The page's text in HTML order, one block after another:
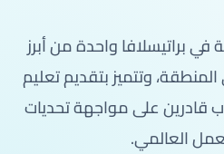
في براتيسلافا واحدة من أبرز
وتتميز بتقديم تعليم
قادرين على مواجهة تحديات
العالمي.